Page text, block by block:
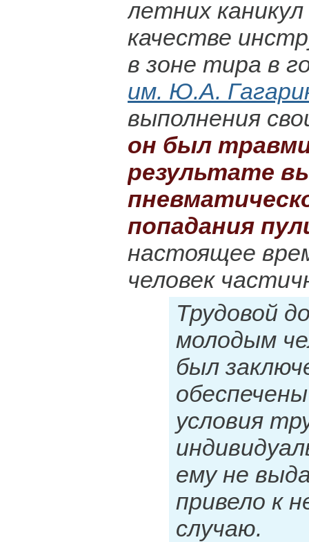
летних каникул
качестве
в зоне тира в
им. Ю.А.
выполнения
он был
результате
попадания
настоящее
человек
Трудовой
молодым
был
условия
ему не
привело к
случаю.